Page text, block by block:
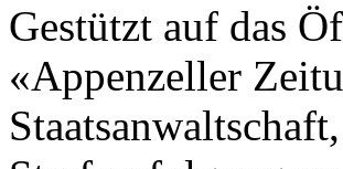
Gestützt auf das
«Appenzeller